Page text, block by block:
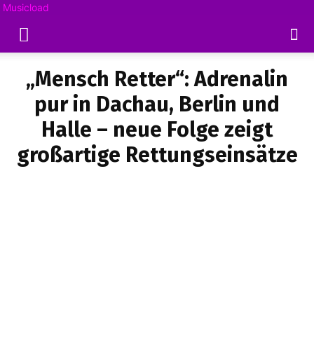
Musicload
„Mensch Retter“: Adrenalin
pur in Dachau, Berlin und
Halle – neue Folge zeigt
großartige Rettungseinsätze